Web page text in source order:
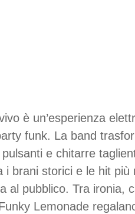
è un’esperienza
funk. La band
e chitarre
i brani storici e le hit
al pubblico. Tra ironia,
Lemonade